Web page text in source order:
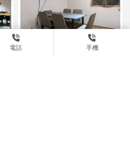
【桃園中壢營業登記】不
電話 手機